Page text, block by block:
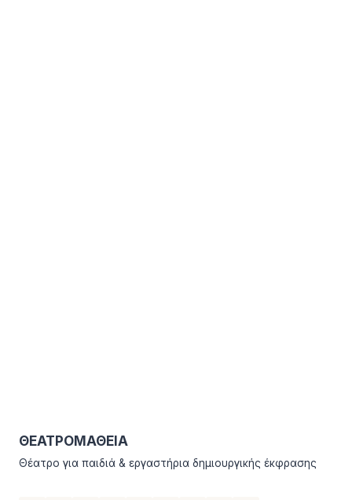
ΘΕΑΤΡΟΜΑΘΕΙΑ
Θέατρο για παιδιά & εργαστήρια δημιουργικής έκφρασης